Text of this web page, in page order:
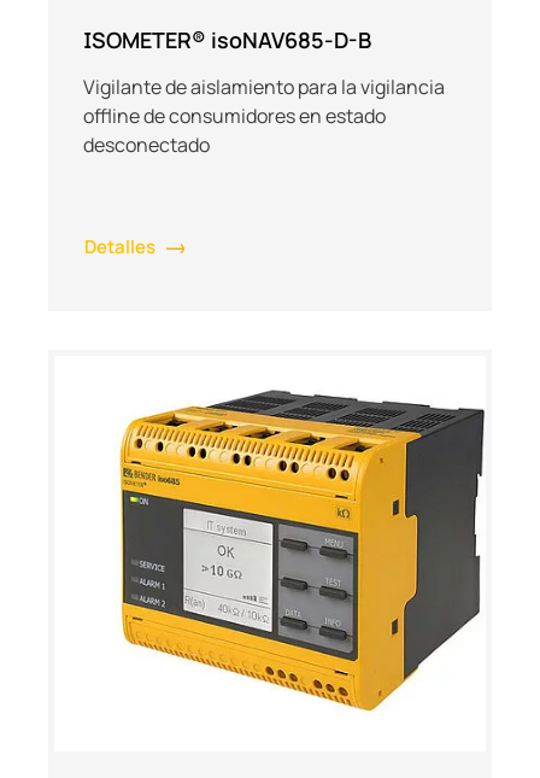
ISOMETER® isoNAV685-D-B
Vigilante de aislamiento para la vigilancia
offline de consumidores en estado
desconectado
Detalles